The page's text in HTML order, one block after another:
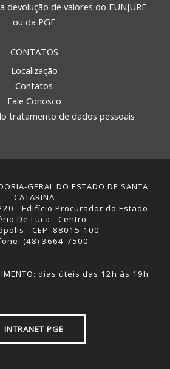
devolução de valores do FUNJURE
ou da PGE
CONTATOS
Localização
Contatos
Fale Conosco
tratamento de dados pessoais
GERAL DO ESTADO DE SANTA
CATARINA
- Edifício Procurador do Estado
De Luca - Centro
- CEP: 88015-100
(48) 3664-7500
dias úteis das 12h às 19h
INTRANET PGE